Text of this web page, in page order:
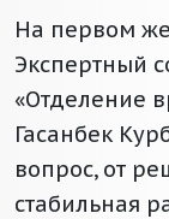
На первом
Экспертный
«Отделение
Гасанбек
вопрос, от
стабильная